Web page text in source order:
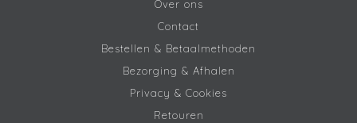
Over ons
Contact
Bestellen & Betaalmethoden
Bezorging & Afhalen
Privacy & Cookies
Retouren